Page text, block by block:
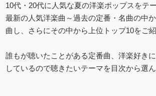
10代・20代に人気な夏の洋楽ポップスをテー
最新の人気洋楽曲～過去の定番・名曲の中
曲し、さらにその中から上位トップ10をご
誰もが聴いたことがある定番曲、洋楽好き
しているので聴きたいテーマを目次から選ん